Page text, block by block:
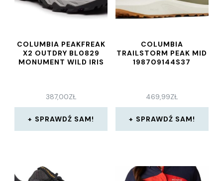
COLUMBIA PEAKFREAK
X2 OUTDRY BL0829
MONUMENT WILD IRIS
387,00ZŁ
SPRAWDŹ SAM!
COLUMBIA
TRAILSTORM PEAK MID
198709144S37
469,99ZŁ
SPRAWDŹ SAM!